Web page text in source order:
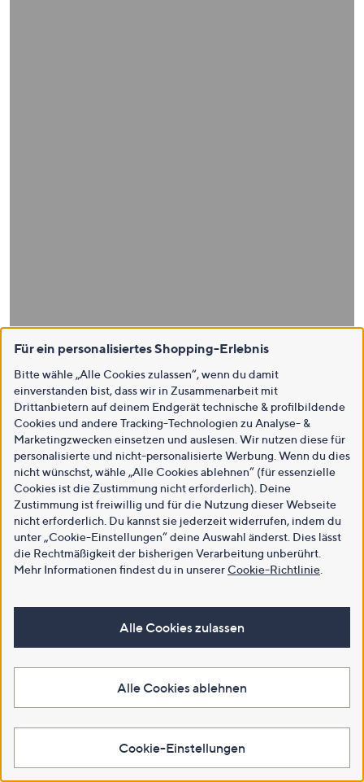
Für ein personalisiertes Shopping-Erlebnis
Bitte wähle „Alle Cookies zulassen“, wenn du damit
einverstanden bist, dass wir in Zusammenarbeit mit
Drittanbietern auf deinem Endgerät technische & profilbildende
Cookies und andere Tracking-Technologien zu Analyse- &
Marketingzwecken einsetzen und auslesen. Wir nutzen diese für
personalisierte und nicht-personalisierte Werbung. Wenn du dies
nicht wünschst, wähle „Alle Cookies ablehnen“ (für essenzielle
Cookies ist die Zustimmung nicht erforderlich). Deine
Zustimmung ist freiwillig und für die Nutzung dieser Webseite
nicht erforderlich. Du kannst sie jederzeit widerrufen, indem du
unter „Cookie-Einstellungen“ deine Auswahl änderst. Dies lässt
die Rechtmäßigkeit der bisherigen Verarbeitung unberührt.
Mehr Informationen findest du in unsererCookie-Richtlinie
Alle Cookies zulassen
Alle Cookies ablehnen
Cookie-Einstellungen